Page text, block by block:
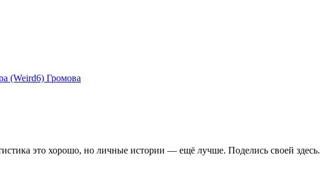
(Weird6) Громова
это хорошо, но личные истории — ещё лучше. Поделись своей здесь.